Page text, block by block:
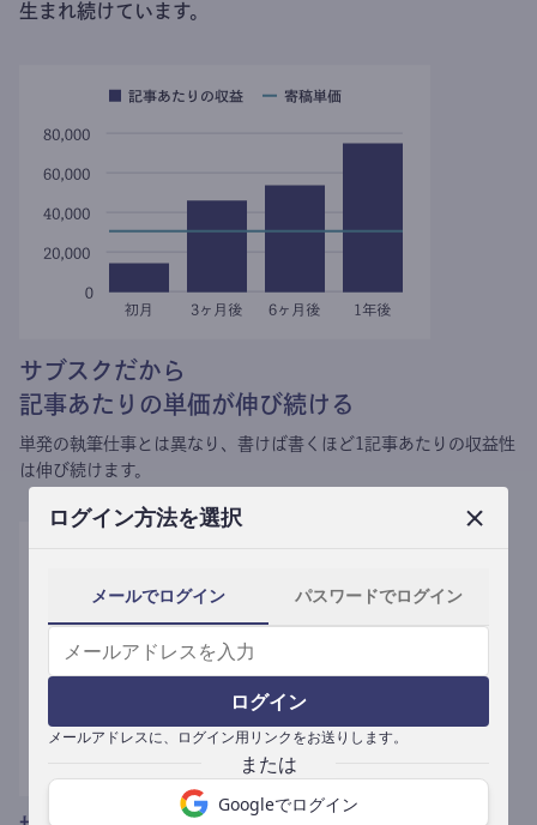
ログイン方法を選択
メールでログイン パスワードでログイン
ログイン
メールアドレスに、ログイン用リンクをお送りします。
Googleでログイン
生まれ続けています。
サブスクだから
記事あたりの単価が伸び続ける
単発の執筆仕事とは異なり、 書けば書くほど1記事あたりの収益性
は伸び続けます。